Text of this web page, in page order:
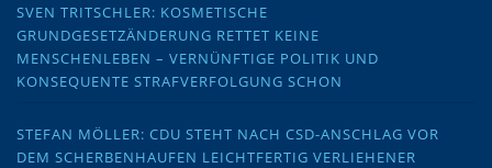
SVEN TRITSCHLER: KOSMETISCHE
GRUNDGESETZÄNDERUNG RETTET KEINE
MENSCHENLEBEN – VERNÜNFTIGE POLITIK UND
KONSEQUENTE STRAFVERFOLGUNG SCHON
STEFAN MÖLLER: CDU STEHT NACH CSD-ANSCHLAG VOR
DEM SCHERBENHAUFEN LEICHTFERTIG VERLIEHENER